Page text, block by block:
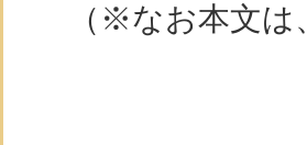
（※なお本文